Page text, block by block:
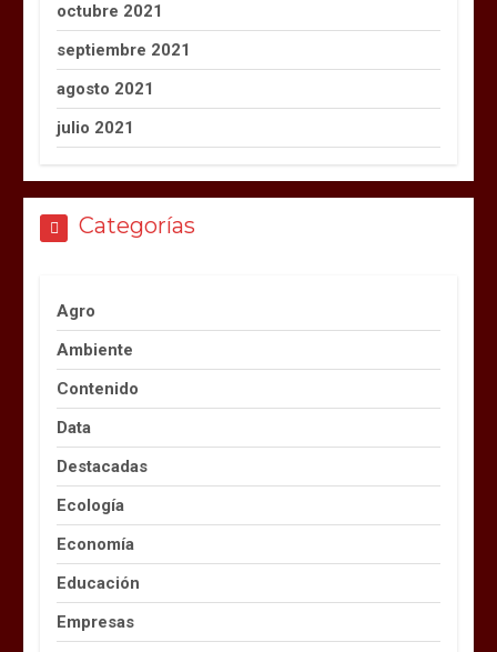
octubre 2021
septiembre 2021
agosto 2021
julio 2021
Categorías
Agro
Ambiente
Contenido
Data
Destacadas
Ecología
Economía
Educación
Empresas